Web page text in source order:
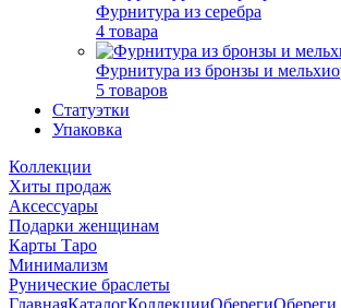
Фурнитура из серебра
4 товара
Фурнитура из бронзы и
5 товаров
Статуэтки
Упаковка
Коллекции
Хиты продаж
Аксессуары
Подарки женщинам
Карты Таро
Минимализм
Рунические браслеты
ГлавнаяКаталогКоллекцииОберегиОбереги